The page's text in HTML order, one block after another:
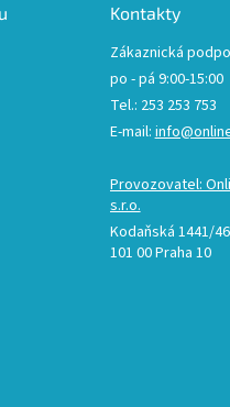
Kontakty
Zákaznická
po - pá 9:00-15:00
Tel.: 253 253 753
E-mail:
Provozovatel:
s.r.o.
Kodaňská 1441/
101 00 Praha 10